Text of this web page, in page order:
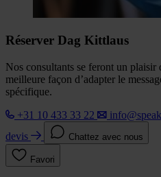
Réserver Dag Kittlaus
Nos consultants se feront un plaisir
meilleure façon d’adapter le
spécifique.
+31 10 433 33 22
devis
Chattez avec nous
Favori